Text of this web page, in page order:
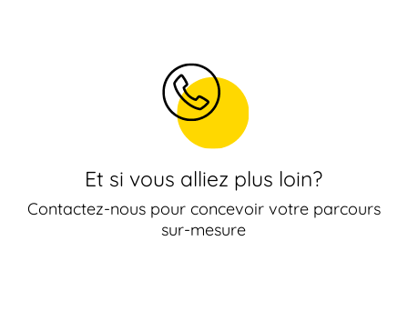
Et si vous alliez plus loin?
Contactez-nous pour concevoir votre parcours
sur-mesure